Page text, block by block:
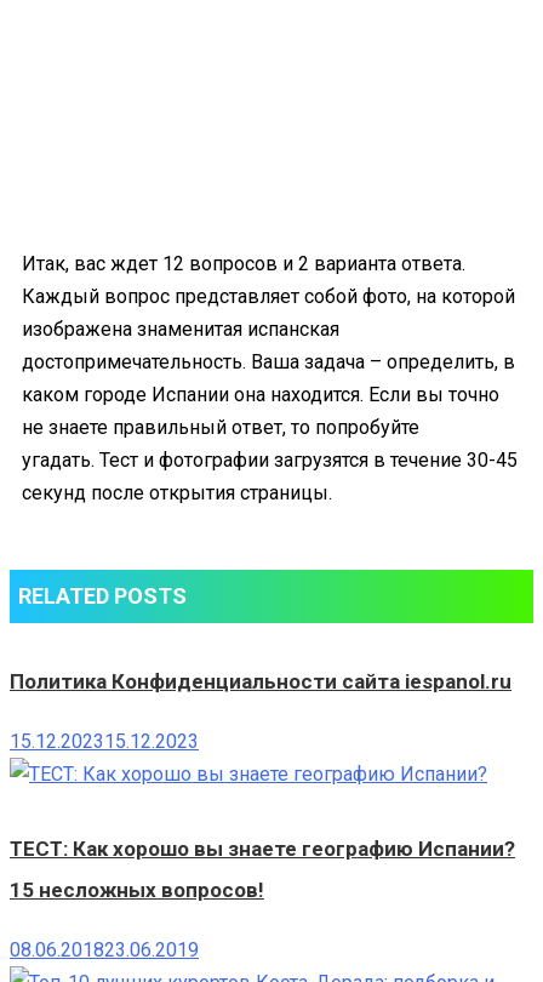
Итак, вас ждет 12 вопросов и 2 варианта ответа.
Каждый вопрос представляет собой фото, на которой
изображена знаменитая испанская
достопримечательность. Ваша задача – определить, в
каком городе Испании она находится. Если вы точно
не знаете правильный ответ, то попробуйте
угадать. Тест и фотографии загрузятся в течение 30-45
секунд после открытия страницы.
RELATED POSTS
Политика Конфиденциальности сайта iespanol.ru
15.12.202315.12.2023
ТЕСТ: Как хорошо вы знаете географию Испании?
15 несложных вопросов!
08.06.201823.06.2019